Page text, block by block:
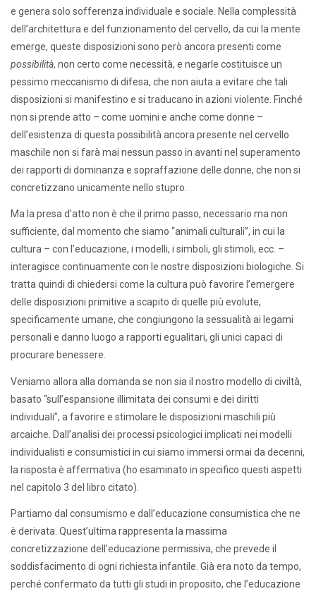
e genera solo sofferenza individuale e sociale. Nella complessità
dell’architettura e del funzionamento del cervello, da cui la mente
emerge, queste disposizioni sono però ancora presenti come
possibilità, non certo come necessità, e negarle costituisce un
pessimo meccanismo di difesa, che non aiuta a evitare che tali
disposizioni si manifestino e si traducano in azioni violente. Finché
non si prende atto – come uomini e anche come donne –
dell’esistenza di questa possibilità ancora presente nel cervello
maschile non si farà mai nessun passo in avanti nel superamento
dei rapporti di dominanza e sopraffazione delle donne, che non si
concretizzano unicamente nello stupro.
Ma la presa d’atto non è che il primo passo, necessario ma non
sufficiente, dal momento che siamo “animali culturali”, in cui la
cultura – con l’educazione, i modelli, i simboli, gli stimoli, ecc. –
interagisce continuamente con le nostre disposizioni biologiche. Si
tratta quindi di chiedersi come la cultura può favorire l’emergere
delle disposizioni primitive a scapito di quelle più evolute,
specificamente umane, che congiungono la sessualità ai legami
personali e danno luogo a rapporti egualitari, gli unici capaci di
procurare benessere.
Veniamo allora alla domanda se non sia il nostro modello di civiltà,
basato “sull’espansione illimitata dei consumi e dei diritti
individuali”, a favorire e stimolare le disposizioni maschili più
arcaiche. Dall’analisi dei processi psicologici implicati nei modelli
individualisti e consumistici in cui siamo immersi ormai da decenni,
la risposta è affermativa (ho esaminato in specifico questi aspetti
nel capitolo 3 del libro citato).
Partiamo dal consumismo e dall’educazione consumistica che ne
è derivata. Quest’ultima rappresenta la massima
concretizzazione dell’educazione permissiva, che prevede il
soddisfacimento di ogni richiesta infantile. Già era noto da tempo,
perché confermato da tutti gli studi in proposito, che l’educazione